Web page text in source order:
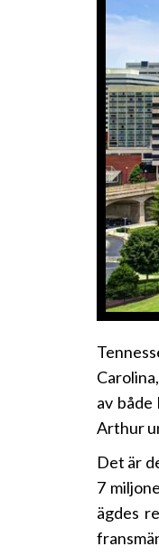
av både
Arthur
Det är
7
ägdes